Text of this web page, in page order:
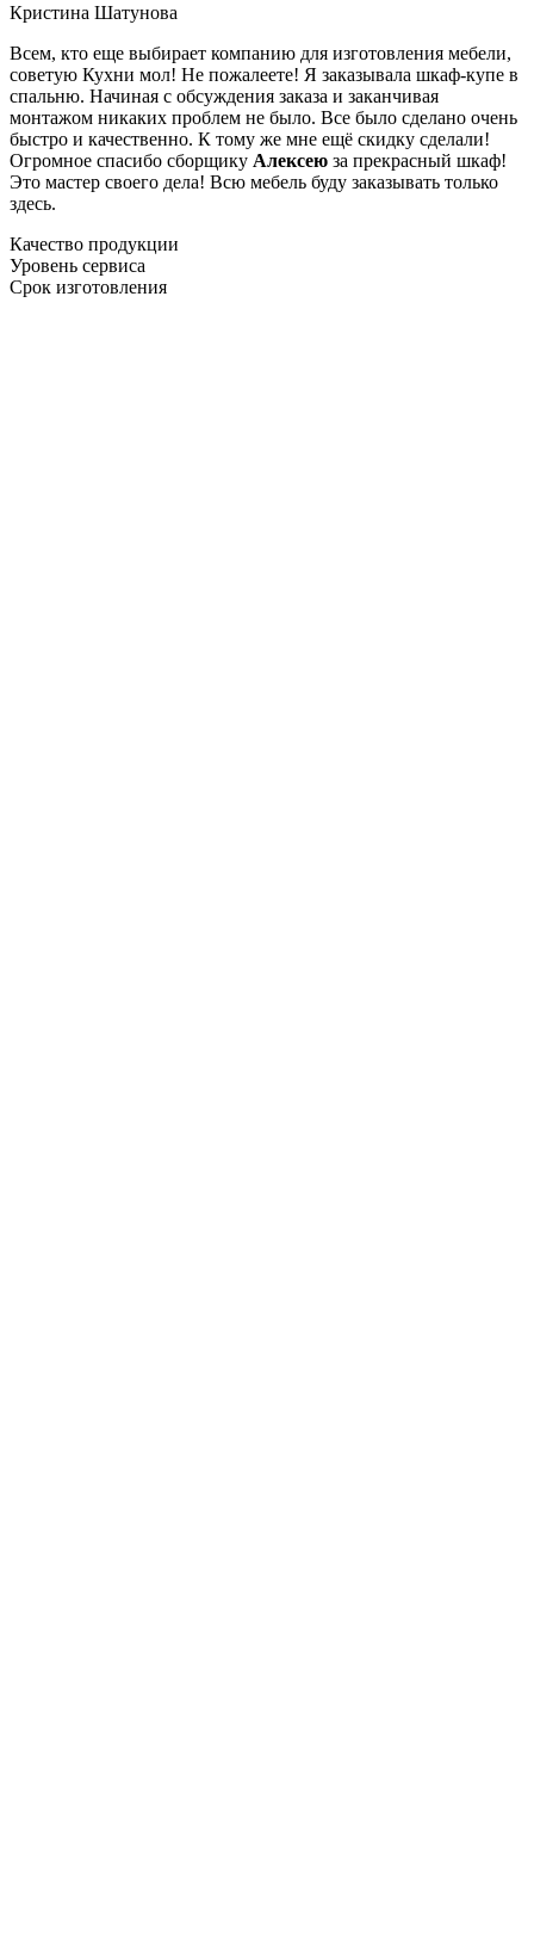
Кристина Шатунова
Всем, кто еще выбирает компанию для изготовления мебели,
советую Кухни мол! Не пожалеете! Я заказывала шкаф-купе в
спальню. Начиная с обсуждения заказа и заканчивая
монтажом никаких проблем не было. Все было сделано очень
быстро и качественно. К тому же мне ещё скидку сделали!
Огромное спасибо сборщику Алексею за прекрасный шкаф!
Это мастер своего дела! Всю мебель буду заказывать только
здесь.
Качество продукции
Уровень сервиса
Срок изготовления